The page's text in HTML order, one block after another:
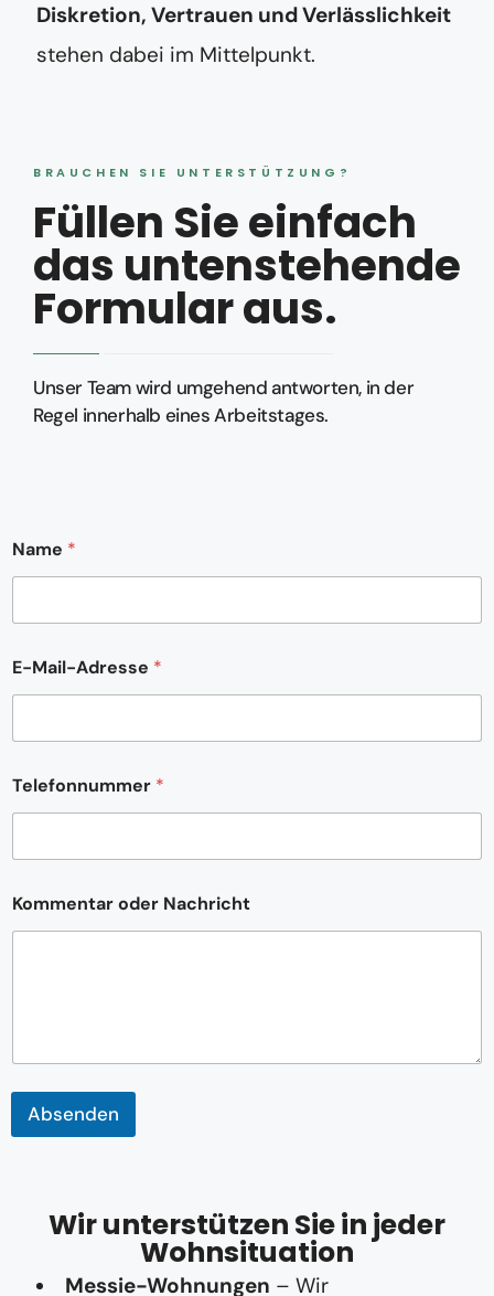
Diskretion, Vertrauen und Verlässlichkeit
stehen dabei im Mittelpunkt.
BRAUCHEN SIE UNTERSTÜTZUNG?
Füllen Sie einfach
das untenstehende
Formular aus.
Unser Team wird umgehend antworten, in der
Regel innerhalb eines Arbeitstages.
Name *
E-Mail-Adresse *
e
l
f
n
n
u
d
Telefonnummer *
Kommentar oder Nachricht
Absenden
Wir unterstützen Sie in jeder
Wohnsituation
Messie-Wohnungen – Wir